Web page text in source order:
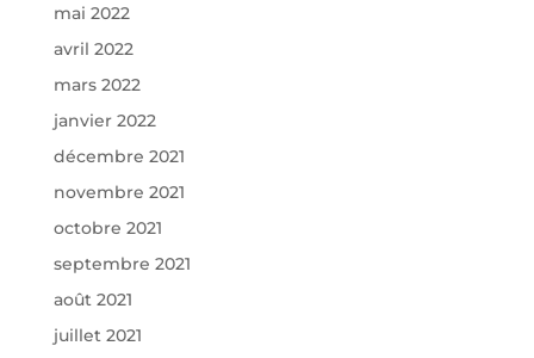
mai 2022
avril 2022
mars 2022
janvier 2022
décembre 2021
novembre 2021
octobre 2021
septembre 2021
août 2021
juillet 2021